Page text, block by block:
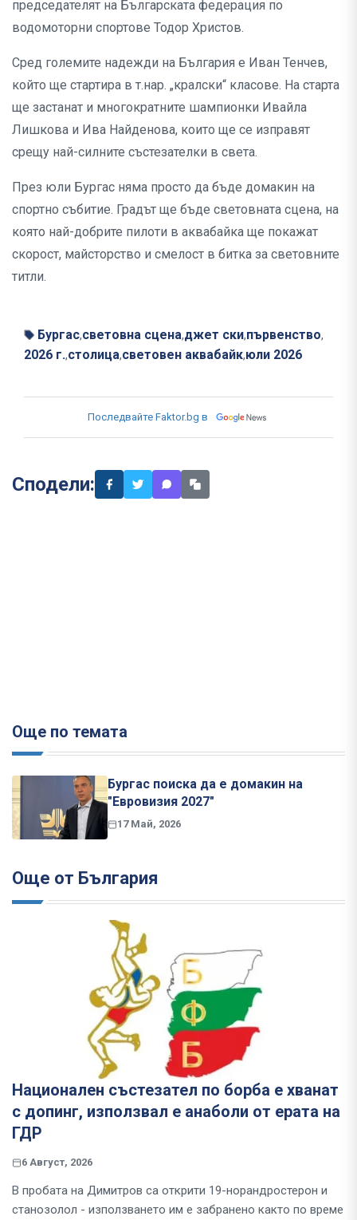
председателят на Българската федерация по
водомоторни спортове Тодор Христов.
Сред големите надежди на България е Иван Тенчев,
който ще стартира в т.нар. „кралски“ класове. На старта
ще застанат и многократните шампионки Ивайла
Лишкова и Ива Найденова, които ще се изправят
срещу най-силните състезателки в света.
През юли Бургас няма просто да бъде домакин на
спортно събитие. Градът ще бъде световната сцена, на
която най-добрите пилоти в аквабайка ще покажат
скорост, майсторство и смелост в битка за световните
титли.
Бургас,световна сцена,джет ски,първенство,
2026 г.,столица,световен аквабайк,юли 2026
Последвайте Faktor.bg в
Сподели:
Още по темата
Бургас поиска да е домакин на
"Евровизия 2027"
17 Май, 2026
Още от България
Национален състезател по борба е хванат
с допинг, използвал е анаболи от ерата на
ГДР
6 Август, 2026
В пробата на Димитров са открити 19-норандростерон и
станозолол - използването им е забранено както по време